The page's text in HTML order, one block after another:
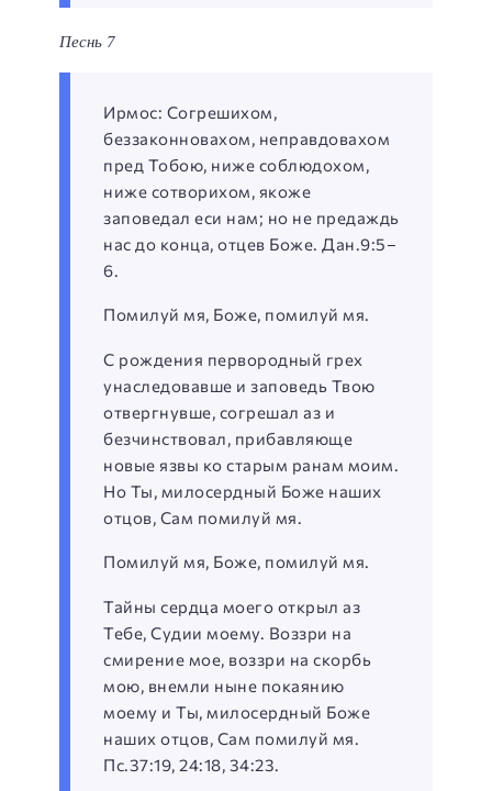
Песнь 7
Ирмос: Согрешихом,
беззаконновахом, неправдовахом
пред Тобою, ниже соблюдохом,
ниже сотворихом, якоже
заповедал еси нам; но не предаждь
нас до конца, отцев Боже. Дан.9:5–
6.
Помилуй мя, Боже, помилуй мя.
С рождения первородный грех
унаследовавше и заповедь Твою
отвергнувше, согрешал аз и
безчинствовал, прибавляюще
новые язвы ко старым ранам моим.
Но Ты, милосердный Боже наших
отцов, Сам помилуй мя.
Помилуй мя, Боже, помилуй мя.
Тайны сердца моего открыл аз
Тебе, Судии моему. Воззри на
смирение мое, воззри на скорбь
мою, внемли ныне покаянию
моему и Ты, милосердный Боже
наших отцов, Сам помилуй мя.
Пс.37:19, 24:18, 34:23.